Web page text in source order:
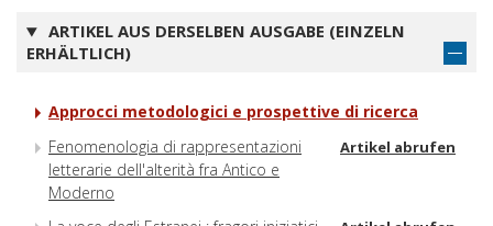
ARTIKEL AUS DERSELBEN AUSGABE (EINZELN
ERHÄLTLICH)
Approcci metodologici e prospettive di ricerca
Fenomenologia di rappresentazioni
letterarie dell'alterità fra Antico e
Moderno
Artikel abrufen